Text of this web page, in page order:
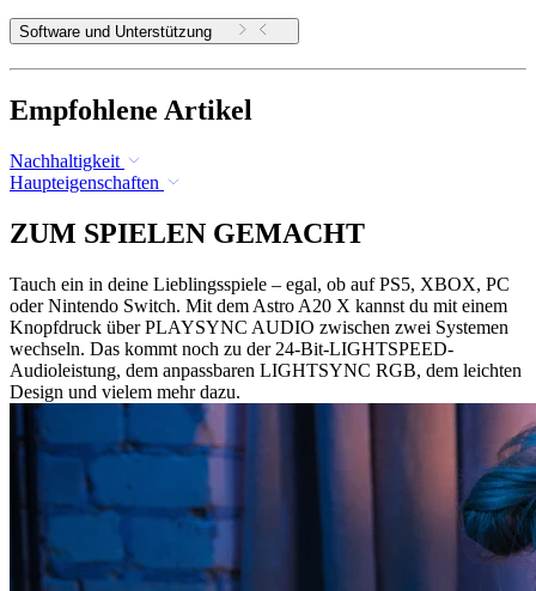
Software und Unterstützung
Empfohlene Artikel
Nachhaltigkeit
Haupteigenschaften
ZUM SPIELEN GEMACHT
Tauch ein in deine Lieblingsspiele – egal, ob auf PS5, XBOX, PC
oder Nintendo Switch. Mit dem Astro A20 X kannst du mit einem
Knopfdruck über PLAYSYNC AUDIO zwischen zwei Systemen
wechseln. Das kommt noch zu der 24-Bit-LIGHTSPEED-
Audioleistung, dem anpassbaren LIGHTSYNC RGB, dem leichten
Design und vielem mehr dazu.